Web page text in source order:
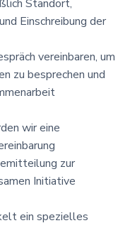
Standort,
Einschreibung der
vereinbaren, um
zu besprechen und
wir eine
zur
Initiative
ein spezielles